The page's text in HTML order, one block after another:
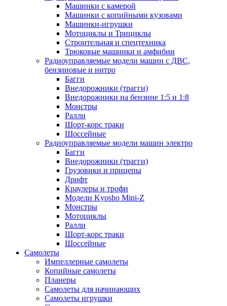
Машинки с камерой
Машинки с копийными кузовами
Машинки-игрушки
Мотоциклы и Трициклы
Строительная и спецтехника
Трюковые машинки и амфибии
Радиоуправляемые модели машин с ДВС,
бензиновые и нитро
Багги
Внедорожники (трагги)
Внедорожники на бензине 1:5 и 1:8
Монстры
Ралли
Шорт-корс траки
Шоссейные
Радиоуправляемые модели машин электро
Багги
Внедорожники (трагги)
Грузовики и прицепы
Дрифт
Краулеры и трофи
Модели Kyosho Mini-Z
Монстры
Мотоциклы
Ралли
Шорт-корс траки
Шоссейные
Самолеты
Импеллерные самолеты
Копийные самолеты
Планеры
Самолеты для начинающих
Самолеты игрушки